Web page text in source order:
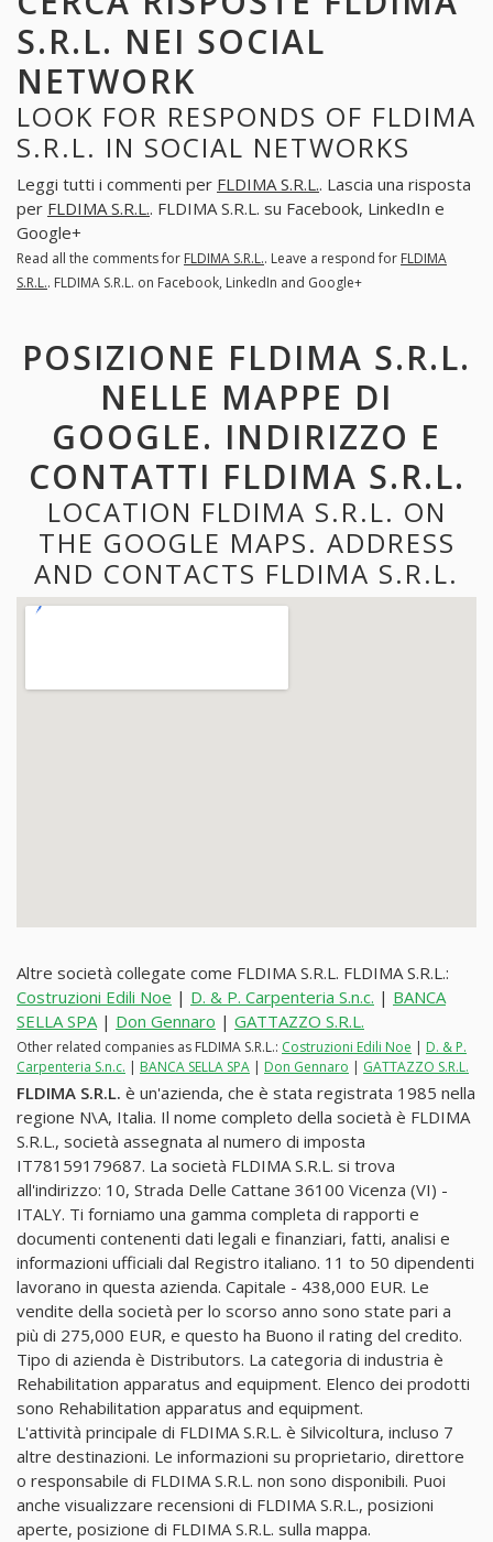
S.R.L. NEI SOCIAL
NETWORK
LOOK FOR RESPONDS OF FLDIMA
S.R.L. IN SOCIAL NETWORKS
Leggi tutti i commenti per FLDIMA S.R.L.. Lascia una risposta
per FLDIMA S.R.L.. FLDIMA S.R.L. su Facebook, LinkedIn e
Google+
Read all the comments for FLDIMA S.R.L.. Leave a respond for FLDIMA
S.R.L.. FLDIMA S.R.L. on Facebook, LinkedIn and Google+
POSIZIONE FLDIMA S.R.L.
NELLE MAPPE DI
GOOGLE. INDIRIZZO E
CONTATTI FLDIMA S.R.L.
LOCATION FLDIMA S.R.L. ON
THE GOOGLE MAPS. ADDRESS
AND CONTACTS FLDIMA S.R.L.
Altre società collegate come FLDIMA S.R.L. FLDIMA S.R.L.:
Costruzioni Edili Noe | D. & P. Carpenteria S.n.c. | BANCA
SELLA SPA | Don Gennaro | GATTAZZO S.R.L.
Other related companies as FLDIMA S.R.L.: Costruzioni Edili Noe | D. & P.
Carpenteria S.n.c. | BANCA SELLA SPA | Don Gennaro | GATTAZZO S.R.L.
FLDIMA S.R.L. è un'azienda, che è stata registrata 1985 nella
regione N\A, Italia. Il nome completo della società è FLDIMA
S.R.L., società assegnata al numero di imposta
IT78159179687. La società FLDIMA S.R.L. si trova
all'indirizzo: 10, Strada Delle Cattane 36100 Vicenza (VI) -
ITALY. Ti forniamo una gamma completa di rapporti e
documenti contenenti dati legali e finanziari, fatti, analisi e
informazioni ufficiali dal Registro italiano. 11 to 50 dipendenti
lavorano in questa azienda. Capitale - 438,000 EUR. Le
vendite della società per lo scorso anno sono state pari a
più di 275,000 EUR, e questo ha Buono il rating del credito.
Tipo di azienda è Distributors. La categoria di industria è
Rehabilitation apparatus and equipment. Elenco dei prodotti
sono Rehabilitation apparatus and equipment.
L'attività principale di FLDIMA S.R.L. è Silvicoltura, incluso 7
altre destinazioni. Le informazioni su proprietario, direttore
o responsabile di FLDIMA S.R.L. non sono disponibili. Puoi
anche visualizzare recensioni di FLDIMA S.R.L., posizioni
aperte, posizione di FLDIMA S.R.L. sulla mappa.